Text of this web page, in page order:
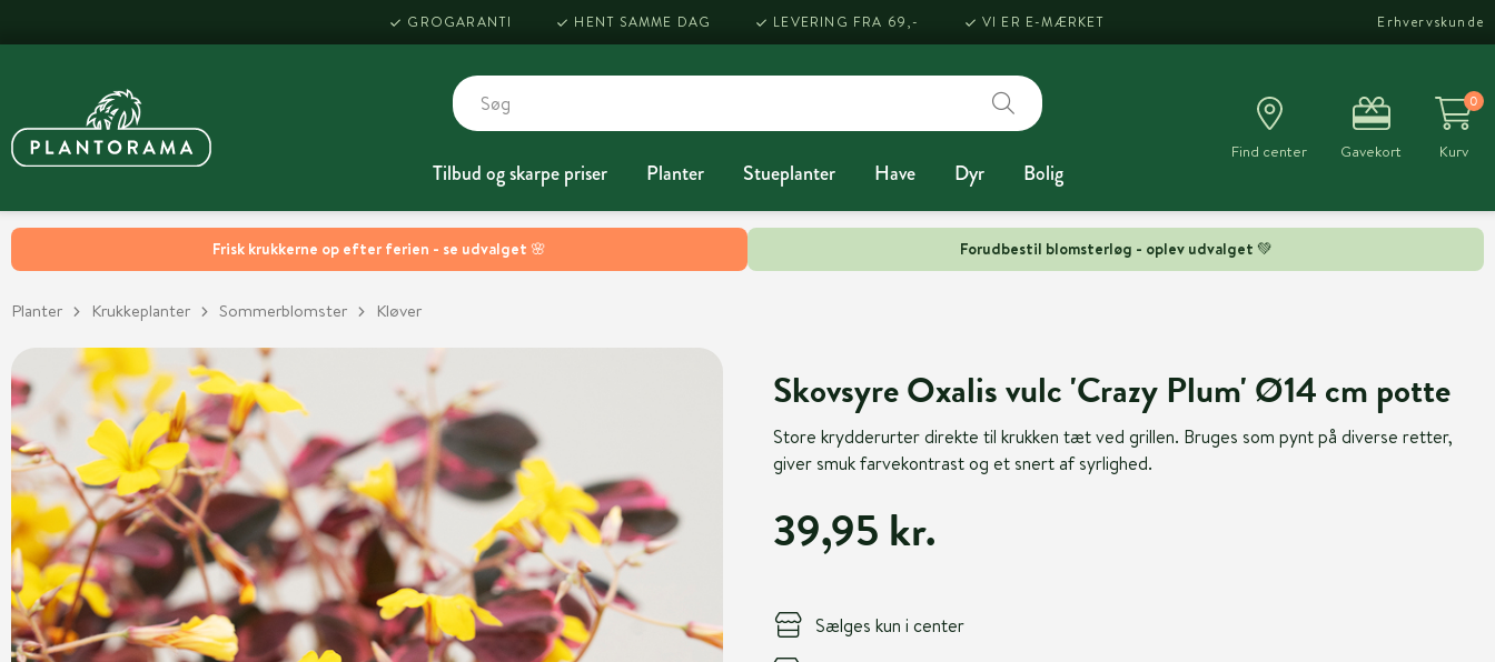
Frisk krukkerne op efter ferien - se udvalget 🌸 Forudbestil blomsterløg - oplev udvalget 💚
GROGARANTI HENT SAMME DAG LEVERING FRA 69,- VI ER E-MÆRKET Erhvervskunde
Tilbud og skarpe priser Planter Stueplanter Have Dyr Bolig
Find center Gavekort
0
Kurv
Planter Krukkeplanter Sommerblomster Kløver
Skovsyre Oxalis vulc 'Crazy Plum' Ø14 cm potte
Store krydderurter direkte til krukken tæt ved grillen. Bruges som pynt på diverse retter,
giver smuk farvekontrast og et snert af syrlighed.
39,95 kr.
Sælges kun i center